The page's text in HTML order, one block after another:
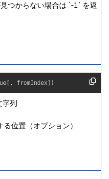
つからない場合は `-1` を返
, fromIndex )
字列
位置（オプション）